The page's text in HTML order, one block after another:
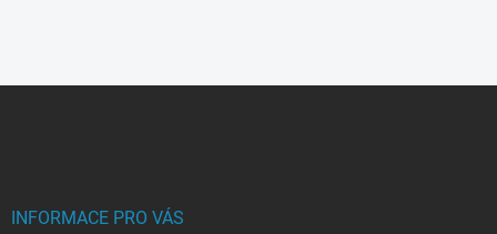
INFORMACE PRO VÁS